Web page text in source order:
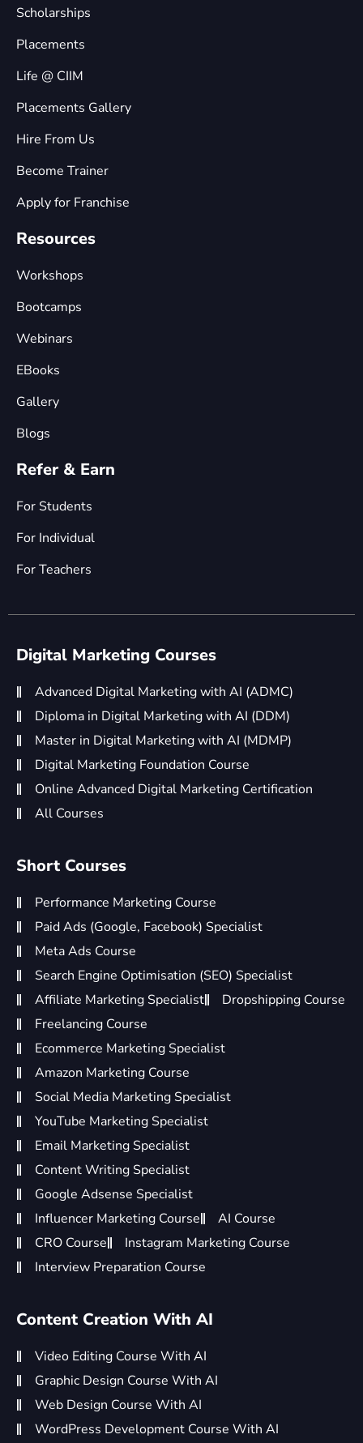
Scholarships
Placements
Life @ CIIM
Placements Gallery
Hire From Us
Become Trainer
Apply for Franchise
Resources
Workshops
Bootcamps
Webinars
EBooks
Gallery
Blogs
Refer & Earn
For Students
For Individual
For Teachers
Digital Marketing Courses
Advanced Digital Marketing with AI (ADMC)
Diploma in Digital Marketing with AI (DDM)
Master in Digital Marketing with AI (MDMP)
Digital Marketing Foundation Course
Online Advanced Digital Marketing Certification
All Courses
Short Courses
Performance Marketing Course
Paid Ads (Google, Facebook) Specialist
Meta Ads Course
Search Engine Optimisation (SEO) Specialist
Affiliate Marketing Specialist
Dropshipping Course
Freelancing Course
Ecommerce Marketing Specialist
Amazon Marketing Course
Social Media Marketing Specialist
YouTube Marketing Specialist
Email Marketing Specialist
Content Writing Specialist
Google Adsense Specialist
Influencer Marketing Course
AI Course
CRO Course
Instagram Marketing Course
Interview Preparation Course
Content Creation With AI
Video Editing Course With AI
Graphic Design Course With AI
Web Design Course With AI
WordPress Development Course With AI